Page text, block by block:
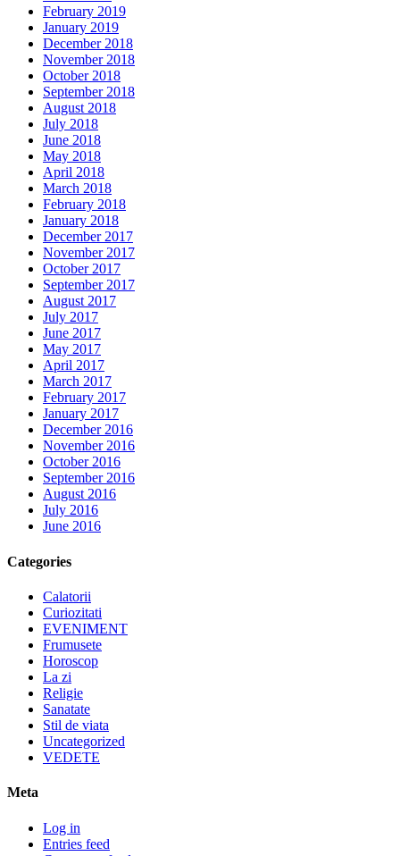
February 2019
January 2019
December 2018
November 2018
October 2018
September 2018
August 2018
July 2018
June 2018
May 2018
April 2018
March 2018
February 2018
January 2018
December 2017
November 2017
October 2017
September 2017
August 2017
July 2017
June 2017
May 2017
April 2017
March 2017
February 2017
January 2017
December 2016
November 2016
October 2016
September 2016
August 2016
July 2016
June 2016
Categories
Calatorii
Curiozitati
EVENIMENT
Frumusete
Horoscop
La zi
Religie
Sanatate
Stil de viata
Uncategorized
VEDETE
Meta
Log in
Entries feed